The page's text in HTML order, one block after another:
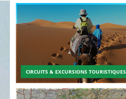
CIRCUITS & EXCURSIONS TOURISTIQUES